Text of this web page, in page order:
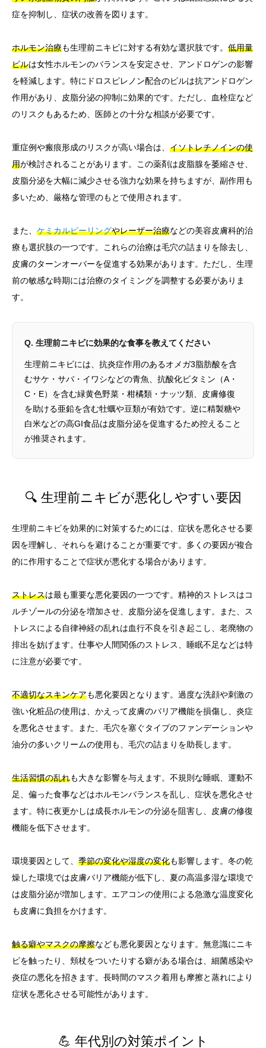
症を抑制し、症状の改善を図ります。
ホルモン治療も生理前ニキビに対する有効な選択肢です。 低用量
ピルは女性ホルモンのバランスを安定させ、アンドロゲンの影響
を軽減します。特にドロスピレノン配合のピルは抗アンドロゲン
作用があり、皮脂分泌の抑制に効果的です。ただし、血栓症など
のリスクもあるため、医師との十分な相談が必要です。
重症例や瘢痕形成のリスクが高い場合は、 イソトレチノインの使
用が検討されることがあります。この薬剤は皮脂腺を萎縮させ、
皮脂分泌を大幅に減少させる強力な効果を持ちますが、副作用も
多いため、厳格な管理のもとで使用されます。
また、 ケミカルピーリングやレーザー治療などの美容皮膚科的治
療も選択肢の一つです。これらの治療は毛穴の詰まりを除去し、
皮膚のターンオーバーを促進する効果があります。ただし、生理
前の敏感な時期には治療のタイミングを調整する必要がありま
す。
Q. 生理前ニキビに効果的な食事を教えてください
生理前ニキビには、抗炎症作用のあるオメガ3脂肪酸を含
むサケ・サバ・イワシなどの青魚、抗酸化ビタミン（A・
C・E）を含む緑黄色野菜・柑橘類・ナッツ類、皮膚修復
を助ける亜鉛を含む牡蠣や豆類が有効です。逆に精製糖や
白米などの高GI食品は皮脂分泌を促進するため控えること
が推奨されます。
🔍 生理前ニキビが悪化しやすい要因
生理前ニキビを効果的に対策するためには、症状を悪化させる要
因を理解し、それらを避けることが重要です。多くの要因が複合
的に作用することで症状が悪化する場合があります。
ストレスは最も重要な悪化要因の一つです。精神的ストレスはコ
ルチゾールの分泌を増加させ、皮脂分泌を促進します。また、ス
トレスによる自律神経の乱れは血行不良を引き起こし、老廃物の
排出を妨げます。仕事や人間関係のストレス、睡眠不足などは特
に注意が必要です。
不適切なスキンケアも悪化要因となります。過度な洗顔や刺激の
強い化粧品の使用は、かえって皮膚のバリア機能を損傷し、炎症
を悪化させます。また、毛穴を塞ぐタイプのファンデーションや
油分の多いクリームの使用も、毛穴の詰まりを助長します。
生活習慣の乱れも大きな影響を与えます。不規則な睡眠、運動不
足、偏った食事などはホルモンバランスを乱し、症状を悪化させ
ます。特に夜更かしは成長ホルモンの分泌を阻害し、皮膚の修復
機能を低下させます。
環境要因として、 季節の変化や湿度の変化も影響します。冬の乾
燥した環境では皮膚バリア機能が低下し、夏の高温多湿な環境で
は皮脂分泌が増加します。エアコンの使用による急激な温度変化
も皮膚に負担をかけます。
触る癖やマスクの摩擦なども悪化要因となります。無意識にニキ
ビを触ったり、頬杖をついたりする癖がある場合は、細菌感染や
炎症の悪化を招きます。長時間のマスク着用も摩擦と蒸れにより
症状を悪化させる可能性があります。
💪 年代別の対策ポイント